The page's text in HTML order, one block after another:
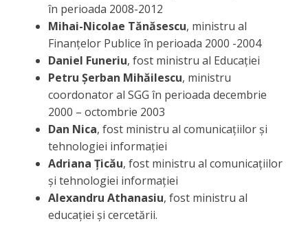
în perioada 2008-2012
Mihai-Nicolae Tănăsescu, ministru al
Finanţelor Publice în perioada 2000 -2004
Daniel Funeriu, fost ministru al Educaţiei
Petru Şerban Mihăilescu, ministru
coordonator al SGG în perioada decembrie
2000 – octombrie 2003
Dan Nica, fost ministru al comunicaţiilor şi
tehnologiei informaţiei
Adriana Ţicău, fost ministru al comunicaţiilor
şi tehnologiei informaţiei
Alexandru Athanasiu, fost ministru al
educaţiei şi cercetării.